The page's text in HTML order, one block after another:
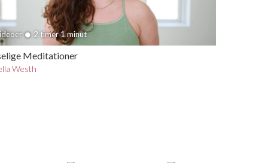
2 timer 1 minut
Meditationer
Westh